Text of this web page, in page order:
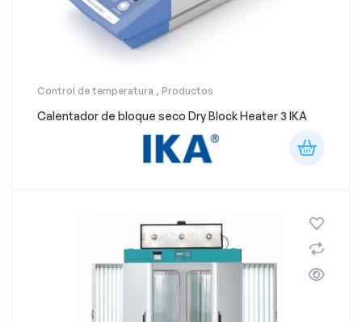
Control de temperatura , Productos
Calentador de bloque seco Dry Block Heater 3 IKA